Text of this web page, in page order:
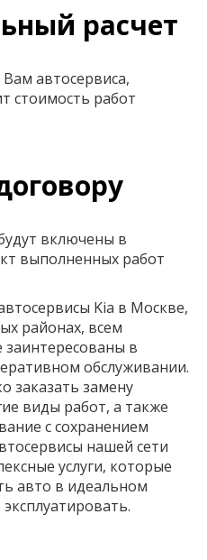
расчет
автосервиса,
стоимость работ
включены в
выполненных работ
Kia в Москве,
районах, всем
в
обслуживании.
заказать замену
виды работ, а также
с сохранением
нашей сети
услуги, которые
авто в идеальном